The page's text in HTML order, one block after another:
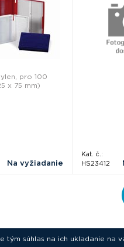
pro 100
x 75 mm)
Na vyžiadanie
Kat. č.:
HS23412
tým súhlas na ich ukladanie na